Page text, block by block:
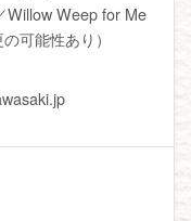
Willow Weep for Me
可能性あり）